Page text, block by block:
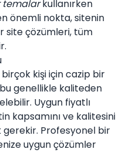
temalarkullanırken
önemli nokta, sitenin
site çözümleri, tüm
kişi için cazip bir
genellikle kaliteden
Uygun fiyatlı
kapsamını ve kalitesini
Profesyonel bir
uygun çözümler